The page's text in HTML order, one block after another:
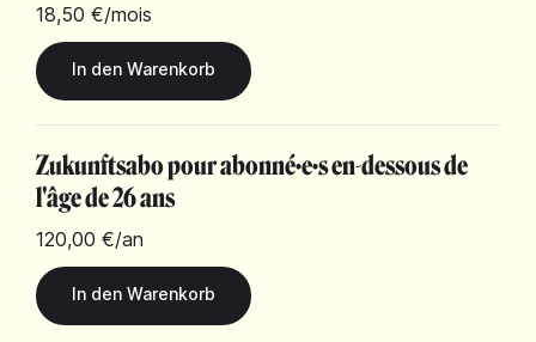
18,50 €/mois
Zukunftsabo pour abonné·e·s en-dessous de
l'âge de 26 ans
120,00 €/an